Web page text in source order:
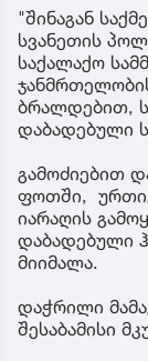
"შინაგან
სვანეთის
საქალაქო
ბრალდებით,
დაბადებული
გამოძიებით
ფოთში,
იარაღის
დაბადებული
მიიმალა.
დაჭრილი
შესაბამისი